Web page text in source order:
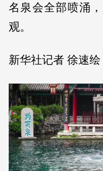
名泉会全部喷涌
观。
新华社记者 徐速绘